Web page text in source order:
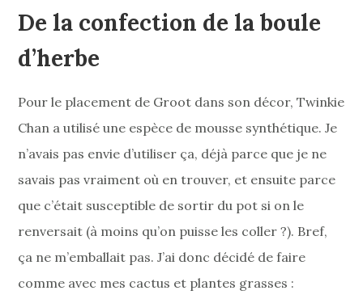
De la confection de la boule
d’herbe
Pour le placement de Groot dans son décor, Twinkie
Chan a utilisé une espèce de mousse synthétique. Je
n’avais pas envie d’utiliser ça, déjà parce que je ne
savais pas vraiment où en trouver, et ensuite parce
que c’était susceptible de sortir du pot si on le
renversait (à moins qu’on puisse les coller ?). Bref,
ça ne m’emballait pas. J’ai donc décidé de faire
comme avec mes cactus et plantes grasses :